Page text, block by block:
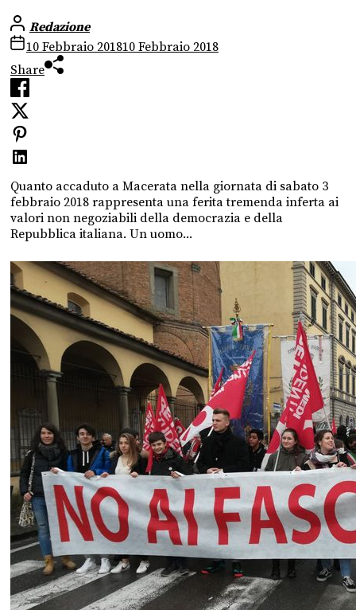
Redazione
10 Febbraio 201810 Febbraio 2018
Share
Quanto accaduto a Macerata nella giornata di sabato 3
febbraio 2018 rappresenta una ferita tremenda inferta ai
valori non negoziabili della democrazia e della
Repubblica italiana. Un uomo...